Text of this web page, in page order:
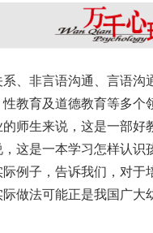
、非言语沟通、言语沟
教育及道德教育等多个
师生来说，这是一部好
这是一本学习怎样认识
例子，告诉我们，对于
做法可能正是我国广大